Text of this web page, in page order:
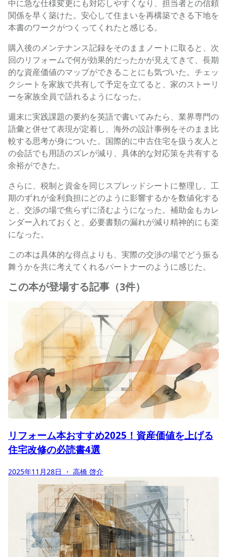
中に急な仕様変更にも対応しやすくなり、担当者との信頼
関係を早く築けた。安心して住まいを再構築できる下地を
本書のワークがつくってくれたと感じる。
購入後のメンテナンス記録をそのままノートに取ると、次
回のリフォームで何が効果的だったかが見えてきて、長期
的な資産価値のマップができることにも気づいた。チェッ
クシートを家族で共有して予定を立てると、家のストーリ
ーを家族全員で語れるようになった。
週末に実践課題の要約を英語で書いてみたら、業界専門の
語彙と併せて表現が定着し、海外の設計事例をそのまま比
較する思考が身についた。国際的に中古住宅を扱う友人と
の会話でも用語のズレが減り、具体的な対応策を共有する
余裕ができた。
さらに、税制と資金を同じスプレッドシートに整理し、工
期のずれが金利負担にどのように影響するかを数値化する
と、交渉の場で焦らずに済むようになった。補助金もカレ
ンダー入れておくと、必要書類の漏れが減り精神的にも楽
になった。
この本は具体的な得点よりも、実際の交渉の場でどう振る
舞うかを共に考えてくれるパートナーのように感じた。
この本が登場する記事（3件）
リフォーム本おすすめ2025！資産価値を上げる
住宅改修の必読書4選
2025年11月28日 ・ 高橋 啓介